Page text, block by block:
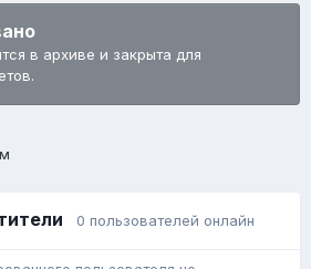
в архиве и закрыта для
0 пользователей онлайн